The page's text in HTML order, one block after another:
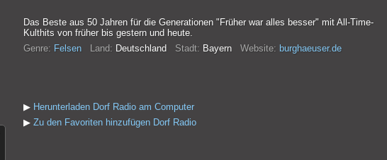
Das Beste aus 50 Jahren für die Generationen "Früher war alles besser" mit All-Time-
Kulthits von früher bis gestern und heute.
Genre: Felsen Land: Deutschland Stadt: Bayern Website: burghaeuser.de
▶ Herunterladen Dorf Radio am Computer
▶ Zu den Favoriten hinzufügen Dorf Radio